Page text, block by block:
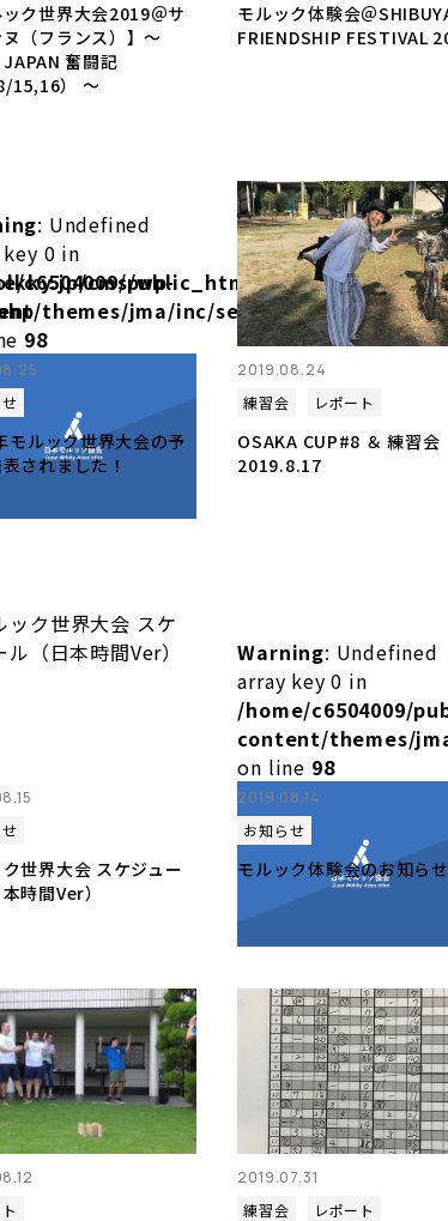
ック世界大会2019＠サ
（フランス）】～
JAPAN 奮闘記
15,16） ～
モルック体験会＠
FRIENDSHIP FESTIVAL
cms/wp-
: Undefined
0 in
c6504009/public_html/molkky.jp/cms/
themes/jma/inc/setup.php
98
モルック世界大会の予
されました！
2019.08.24
練習会
レポート
OSAKA CUP#8 ＆ 練習会
2019.8.17
世界大会 スケジュー
時間Ver）
Warning: Undefined
array key 0 in
/home/c6504009/
content/themes/
on line 98
2019.08.14
お知らせ
モルック体験会のお知らせ
2019.07.31
練習会
レポート